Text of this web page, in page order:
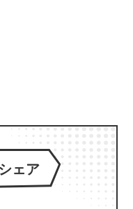
ェア